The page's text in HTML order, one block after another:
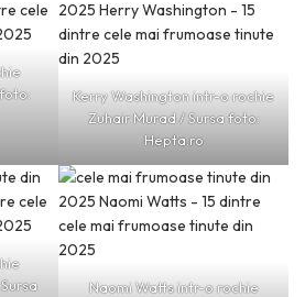
Kerry Washington intr-o rochie
Zuhair Murad / Sursa foto:
Hepta.ro
Naomi Watts intr-o rochie